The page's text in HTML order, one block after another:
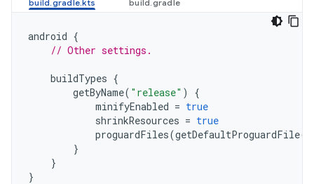
android {
// Other settings.
buildTypes {
getByName( "release" )
{
minifyEnabled = true
shrinkResources = true
proguardFiles(getDefaultProguardFile(
}
}
}